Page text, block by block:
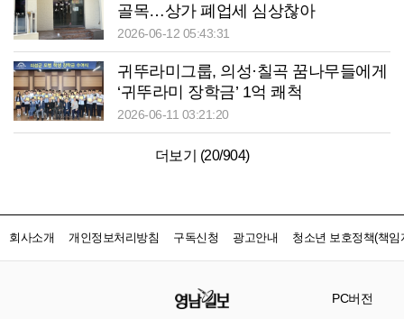
골목…상가 폐업세 심상찮아
2026-06-12 05:43:31
귀뚜라미그룹, 의성·칠곡 꿈나무들에게
‘귀뚜라미 장학금’ 1억 쾌척
2026-06-11 03:21:20
더보기 (20/904)
회사소개 개인정보처리방침 구독신청 광고안내 청소년 보호정책(책임
PC버전